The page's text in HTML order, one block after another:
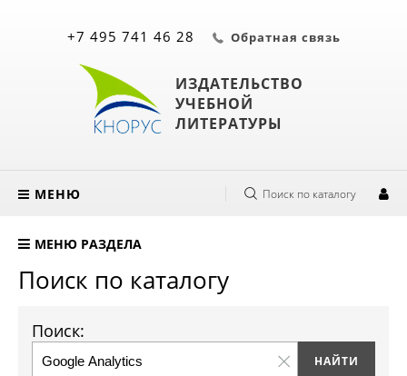
ИЗДАТЕЛЬСТВО
УЧЕБНОЙ
ЛИТЕРАТУРЫ
+7 495 741 46 28 Обратная связь
МЕНЮ Поиск по каталогу
МЕНЮ РАЗДЕЛА
Поиск по каталогу
Поиск: